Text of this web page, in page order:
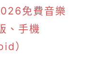
免費音樂
、手機
）